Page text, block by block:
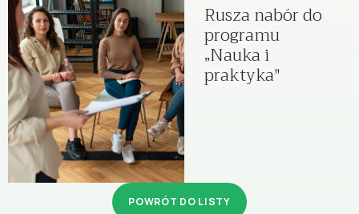
Rusza nabór do
programu
„Nauka i
praktyka"
POWRÓT DO LISTY